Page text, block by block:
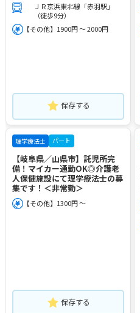
ＪＲ京浜東北線「赤羽駅」
（徒歩9分）
【その他】1900円 ～ 2000円
保存する
理学療法士 パート
【岐阜県／山県市】託児所完
備！マイカー通勤OK◎介護老
人保健施設にて理学療法士の募
集です！＜非常勤＞
【その他】1300円 ～
保存する